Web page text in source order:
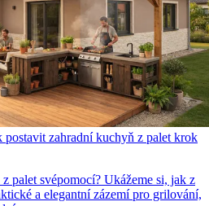
zahradní kuchyň z palet krok
palet svépomocí? Ukážeme si, jak z
a elegantní zázemí pro grilování,